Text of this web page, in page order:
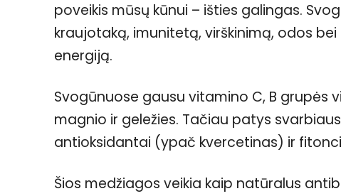
poveikis mūsų kūnui – išties galingas.
kraujotaką, imunitetą, virškinimą, odos
energiją.
Svogūnuose gausu vitamino C, B grupės
magnio ir geležies. Tačiau patys
antioksidantai (ypač kvercetinas) ir
Šios medžiagos veikia kaip natūralus